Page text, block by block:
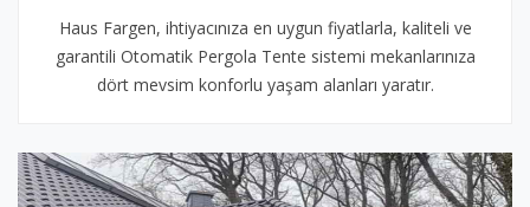
Haus Fargen, ihtiyacınıza en uygun fiyatlarla, kaliteli ve
garantili Otomatik Pergola Tente sistemi mekanlarınıza
dört mevsim konforlu yaşam alanları yaratır.